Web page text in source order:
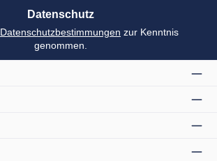
Datenschutz
Datenschutzbestimmungen zur Kenntnis
genommen.